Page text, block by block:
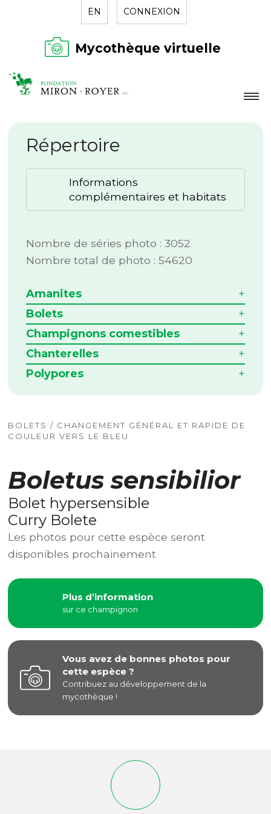
EN CONNEXION
Mycothèque virtuelle
LA FONDATION
NOUVELLES
RÉPERTOIRE
Répertoire
Informations
complémentaires et habitats
Nombre de séries photo : 3052
Nombre total de photo : 54620
Amanites
Bolets
Champignons comestibles
Chanterelles
Polypores
BOLETS / CHANGEMENT GÉNÉRAL ET RAPIDE DE
COULEUR VERS LE BLEU
Boletus sensibilior
Bolet hypersensible
Curry Bolete
Les photos pour cette espèce seront
disponibles prochainement
Plus d’information
sur ce champignon
Vous avez de bonnes photos pour
cette espèce ?
Contribuez au développement de la
mycothèque !